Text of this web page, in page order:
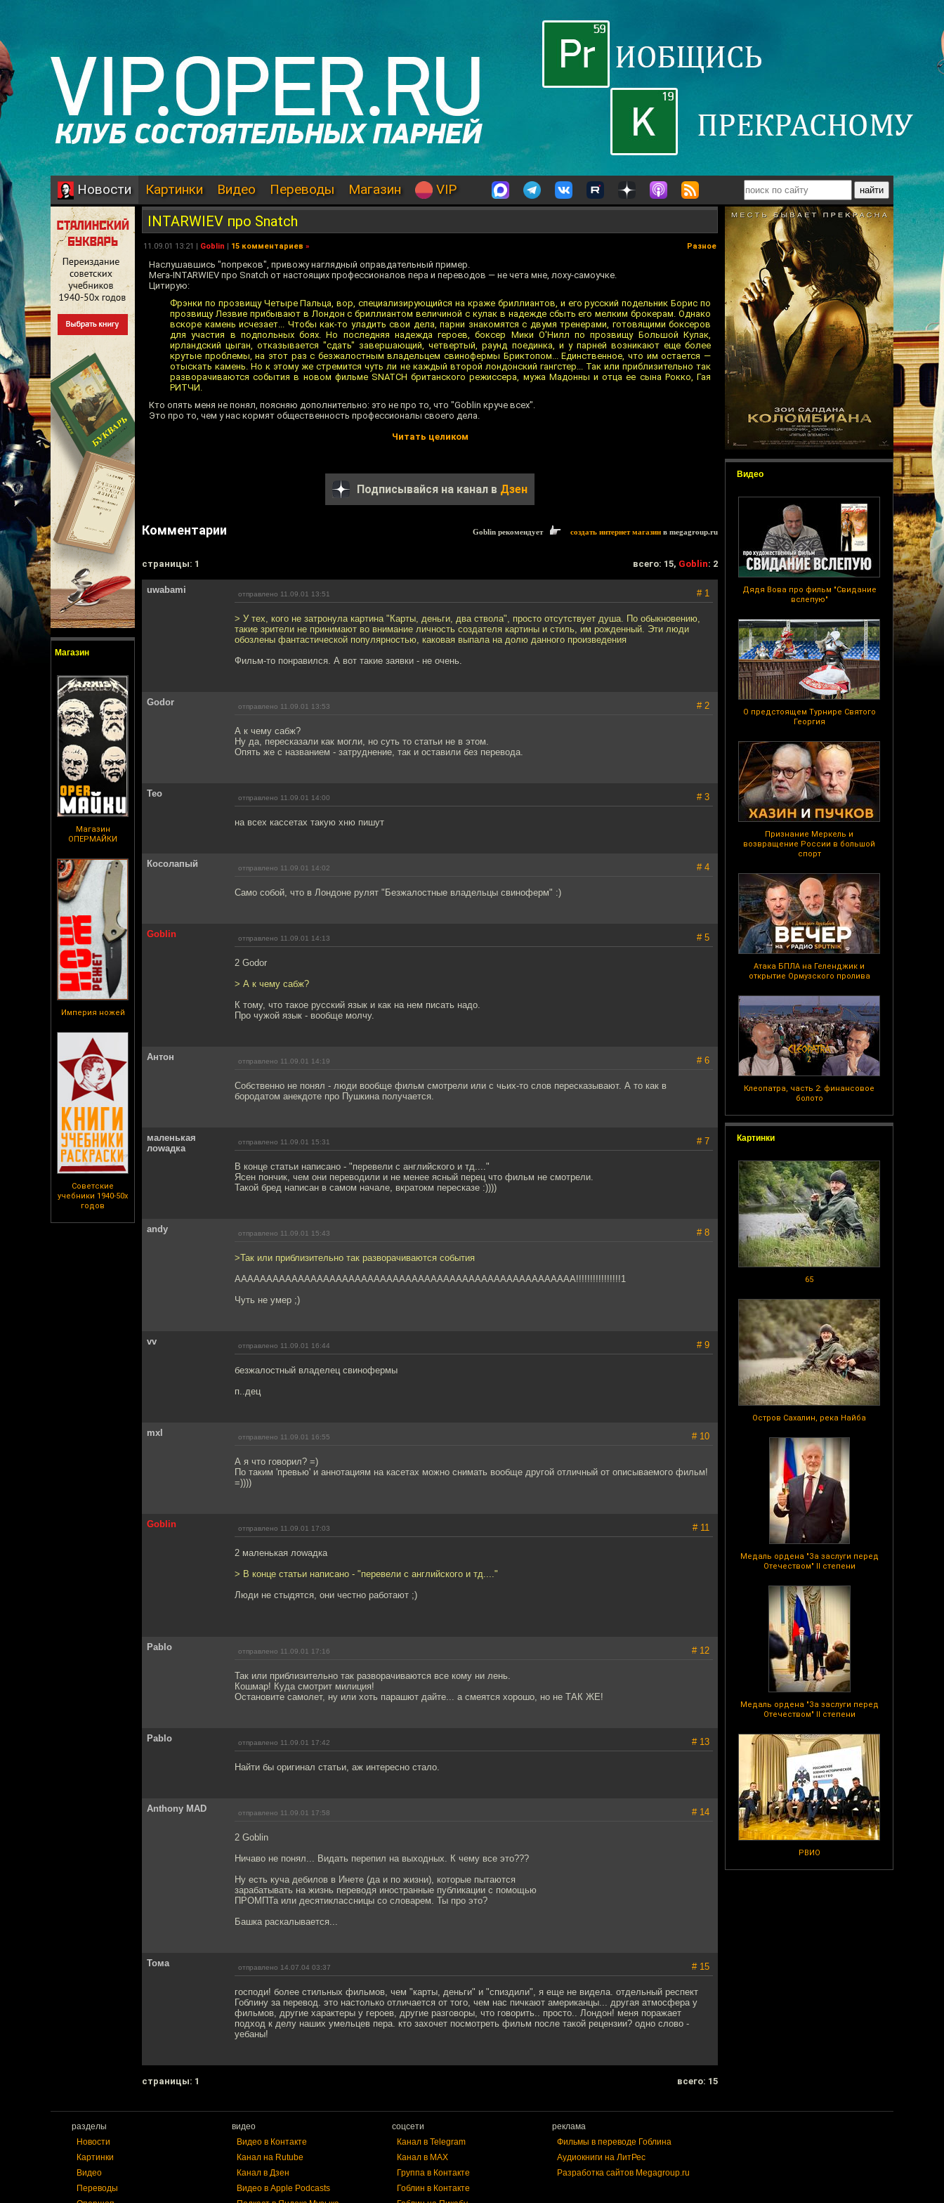
Новости Картинки Видео Переводы Магазин VIP
Магазин
Магазин
ОПЕРМАЙКИ
Империя ножей
Советские
учебники 1940-50х
годов
Видео
Дядя Вова про фильм "Свидание
вслепую"
О предстоящем Турнире Святого
Георгия
Признание Меркель и
возвращение России в большой
спорт
Атака БПЛА на Геленджик и
открытие Ормузского пролива
Клеопатра, часть 2: финансовое
болото
Картинки
65
Остров Сахалин, река Найба
Медаль ордена "За заслуги перед
Отечеством" II степени
Медаль ордена "За заслуги перед
Отечеством" II степени
РВИО
INTARWIEV про Snatch
11.09.01 13:21 | Goblin | 15 комментариев » Разное
Наслушавшись "попреков", привожу наглядный оправдательный пример.
Мега-INTARWIEV про Snatch от настоящих профессионалов пера и переводов — не чета мне, лоху-самоучке.
Цитирую:
Фрэнки по прозвищу Четыре Пальца, вор, специализирующийся на краже бриллиантов, и его русский подельник Борис по
прозвищу Лезвие прибывают в Лондон с бриллиантом величиной с кулак в надежде сбыть его мелким брокерам. Однако
вскоре камень исчезает... Чтобы как-то уладить свои дела, парни знакомятся с двумя тренерами, готовящими боксеров
для участия в подпольных боях. Но последняя надежда героев, боксер Мики О'Нилл по прозвищу Большой Кулак,
ирландский цыган, отказывается "сдать" завершающий, четвертый, раунд поединка, и у парней возникают еще более
крутые проблемы, на этот раз с безжалостным владельцем свинофермы Бриктопом... Единственное, что им остается —
отыскать камень. Но к этому же стремится чуть ли не каждый второй лондонский гангстер... Так или приблизительно так
разворачиваются события в новом фильме SNATCH британского режиссера, мужа Мадонны и отца ее сына Рокко, Гая
РИТЧИ.
Кто опять меня не понял, поясняю дополнительно: это не про то, что "Goblin круче всех".
Это про то, чем у нас кормят общественность профессионалы своего дела.
Читать целиком
Подписывайся на канал в Дзен
Комментарии Goblin рекомендует создать интернет магазин в megagroup.ru
cтраницы: 1 всего: 15, Goblin: 2
uwabami отправлено 11.09.01 13:51 # 1
> У тех, кого не затронула картина "Карты, деньги, два ствола", просто отсутствует душа. По обыкновению,
такие зрители не принимают во внимание личность создателя картины и стиль, им рожденный. Эти люди
обозлены фантастической популярностью, каковая выпала на долю данного произведения
Фильм-то понравился. А вот такие заявки - не очень.
Godor отправлено 11.09.01 13:53 # 2
А к чему сабж?
Ну да, пересказали как могли, но суть то статьи не в этом.
Опять же с названием - затруднение, так и оставили без перевода.
Teo отправлено 11.09.01 14:00 # 3
на всех кассетах такую хню пишут
Косолапый отправлено 11.09.01 14:02 # 4
Само собой, что в Лондоне рулят "Безжалостные владельцы свиноферм" :)
Goblin отправлено 11.09.01 14:13 # 5
2 Godor
> А к чему сабж?
К тому, что такое русский язык и как на нем писать надо.
Про чужой язык - вообще молчу.
Антон отправлено 11.09.01 14:19 # 6
Собственно не понял - люди вообще фильм смотрели или с чьих-то слов пересказывают. А то как в
бородатом анекдоте про Пушкина получается.
маленькая
лоwaдка
отправлено 11.09.01 15:31 # 7
В конце статьи написано - "перевели с английского и тд...."
Ясен пончик, чем они переводили и не менее ясный перец что фильм не смотрели.
Такой бред написан в самом начале, вкратокм пересказе :))))
andy отправлено 11.09.01 15:43 # 8
>Так или приблизительно так разворачиваются события
АААААААААААААААААААААААААААААААААААААААААААААААААААААА!!!!!!!!!!!!!!!!1
Чуть не умер ;)
vv отправлено 11.09.01 16:44 # 9
безжалостный владелец свинофермы
п..дец
mxl отправлено 11.09.01 16:55 # 10
А я что говорил? =)
По таким 'превью' и аннотациям на касетах можно снимать вообще другой отличный от описываемого фильм!
=))))
Goblin отправлено 11.09.01 17:03 # 11
2 маленькая лоwaдка
> В конце статьи написано - "перевели с английского и тд...."
Люди не стыдятся, они честно работают ;)
Pablo отправлено 11.09.01 17:16 # 12
Так или приблизительно так разворачиваются все кому ни лень.
Кошмар! Куда смотрит милиция!
Остановите самолет, ну или хоть парашют дайте... а смеятся хорошо, но не ТАК ЖЕ!
Pablo отправлено 11.09.01 17:42 # 13
Найти бы оригинал статьи, аж интересно стало.
Anthony MAD отправлено 11.09.01 17:58 # 14
2 Goblin
Ничаво не понял... Видать перепил на выходных. К чему все это???
Ну есть куча дебилов в Инете (да и по жизни), которые пытаются
зарабатывать на жизнь переводя иностранные публикации с помощью
ПРОМПТа или десятиклассницы со словарем. Ты про это?
Башка раскалывается...
Тома отправлено 14.07.04 03:37 # 15
господи! более стильных фильмов, чем "карты, деньги" и "спиздили", я еще не видела. отдельный респект
Гоблину за перевод. это настолько отличается от того, чем нас пичкают американцы... другая атмосфера у
фильмов, другие характеры у героев, другие разговоры, что говорить.. просто.. Лондон! меня поражает
подход к делу наших умельцев пера. кто захочет посмотреть фильм после такой рецензии? одно слово -
уебаны!
cтраницы: 1 всего: 15
разделы
Новости
Картинки
Видео
Переводы
видео
Видео в Контакте
Канал на Rutube
Канал в Дзен
Видео в Apple Podcasts
соцсети
Канал в Telegram
Канал в MAX
Группа в Контакте
Гоблин в Контакте
реклама
Фильмы в переводе Гоблина
Аудиокниги на ЛитРес
Разработка сайтов Megagroup.ru